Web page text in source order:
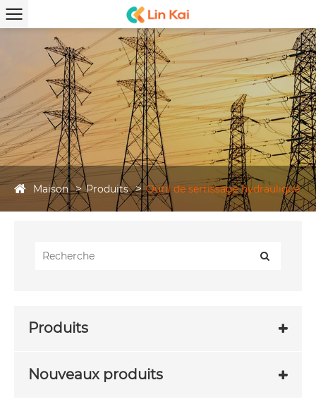
Maison Produits Outil de sertissage hydraulique
Produits
Nouveaux produits